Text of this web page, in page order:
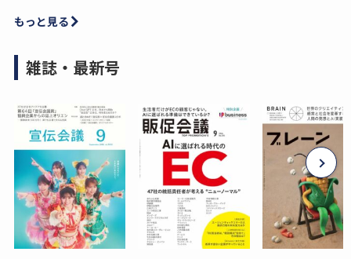
もっと見る
雑誌・最新号